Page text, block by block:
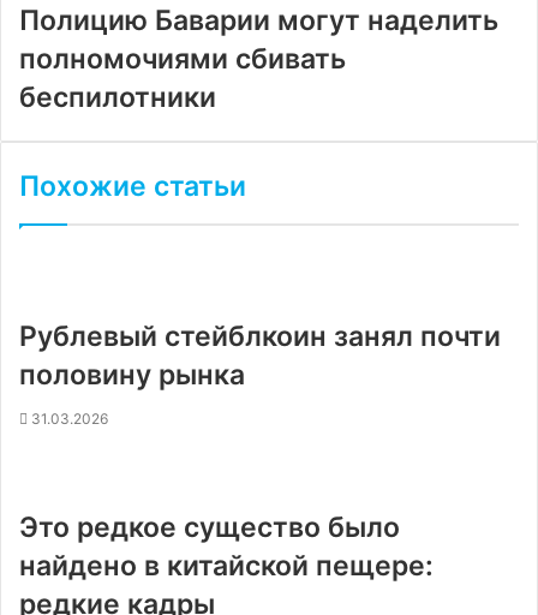
Полицию Баварии могут наделить
полномочиями сбивать
беспилотники
Похожие статьи
Рублевый стейблкоин занял почти
половину рынка
31.03.2026
Это редкое существо было
найдено в китайской пещере:
редкие кадры